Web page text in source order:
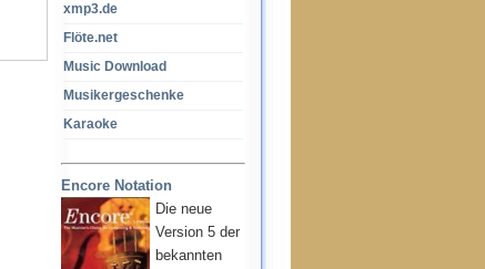
xmp3.de
Flöte.net
Music Download
Musikergeschenke
Karaoke
Encore Notation
Die neue
Version 5 der
bekannten